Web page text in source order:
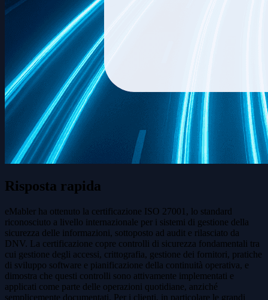
Risposta rapida
eMabler ha ottenuto la certificazione ISO 27001, lo standard
riconosciuto a livello internazionale per i sistemi di gestione della
sicurezza delle informazioni, sottoposto ad audit e rilasciato da
DNV. La certificazione copre controlli di sicurezza fondamentali tra
cui gestione degli accessi, crittografia, gestione dei fornitori, pratiche
di sviluppo software e pianificazione della continuità operativa, e
dimostra che questi controlli sono attivamente implementati e
applicati come parte delle operazioni quotidiane, anziché
semplicemente documentati. Per i clienti, in particolare le grandi